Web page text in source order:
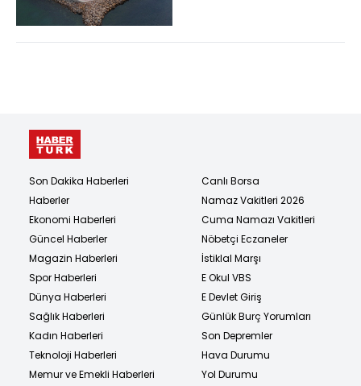
Son Dakika Haberleri
Haberler
Ekonomi Haberleri
Güncel Haberler
Magazin Haberleri
Spor Haberleri
Dünya Haberleri
Sağlık Haberleri
Kadın Haberleri
Teknoloji Haberleri
Memur ve Emekli Haberleri
Canlı Borsa
Namaz Vakitleri 2026
Cuma Namazı Vakitleri
Nöbetçi Eczaneler
İstiklal Marşı
E Okul VBS
E Devlet Giriş
Günlük Burç Yorumları
Son Depremler
Hava Durumu
Yol Durumu